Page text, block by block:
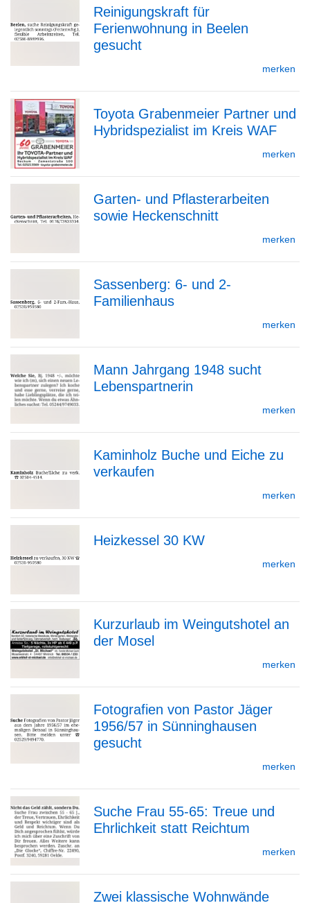
Detailseite
zur
Detailseite
Reinigungskraft für
Ferienwohnung in Beelen
gesucht
merken
Detailseite
Toyota Grabenmeier Partner und
Hybridspezialist im Kreis WAF
merken
zur
Detailseite
Garten- und Pflasterarbeiten
sowie Heckenschnitt
merken
zur
Detailseite
Sassenberg: 6- und 2-
Familienhaus
merken
zur
Detailseite
Mann Jahrgang 1948 sucht
Lebenspartnerin
merken
zur
Detailseite
Kaminholz Buche und Eiche zu
verkaufen
merken
zur
Detailseite
Heizkessel 30 KW
merken
zur
Detailseite
Kurzurlaub im Weingutshotel an
der Mosel
merken
zur
Detailseite
Fotografien von Pastor Jäger
1956/57 in Sünninghausen
gesucht
merken
zur
Detailseite
Suche Frau 55-65: Treue und
Ehrlichkeit statt Reichtum
merken
Zwei klassische Wohnwände